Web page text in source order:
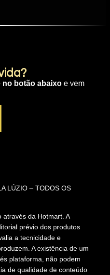
no botão abaixo e vem
LÚZIO – TODOS OS
através da Hotmart. A
prévio dos produtos
a tecnicidade e
A existência de um
plataforma, não podem
de qualidade de conteúdo